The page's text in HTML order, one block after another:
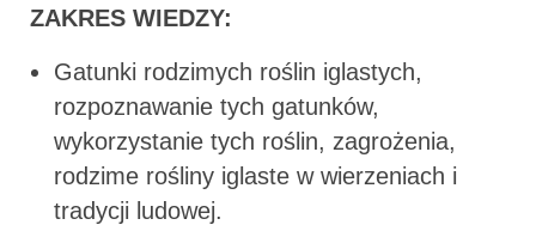
ZAKRES WIEDZY:
Gatunki rodzimych roślin iglastych,
rozpoznawanie tych gatunków,
wykorzystanie tych roślin, zagrożenia,
rodzime rośliny iglaste w wierzeniach i
tradycji ludowej.